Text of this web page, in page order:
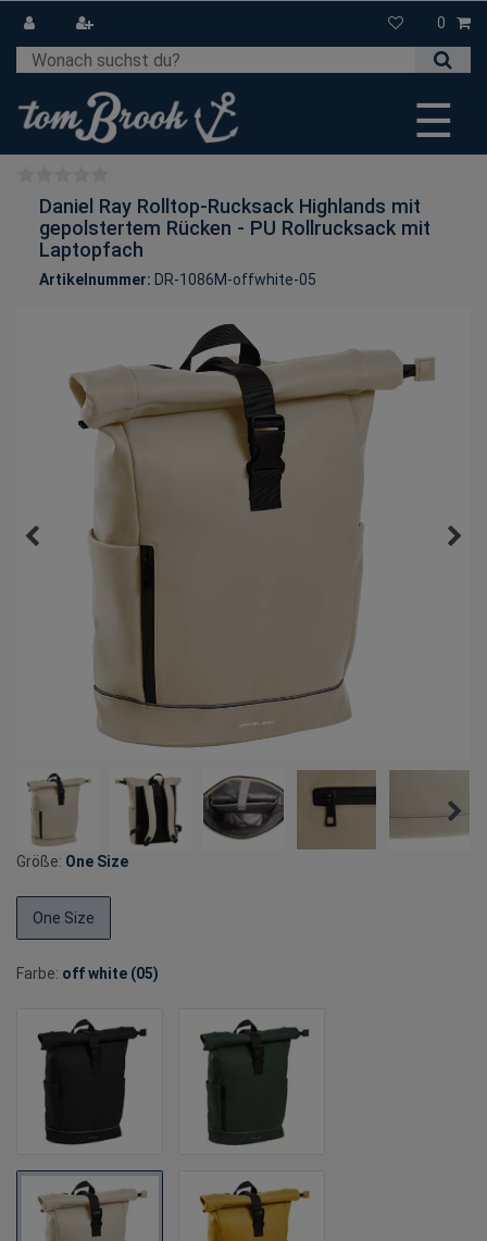
0
☰
Daniel Ray Rolltop-Rucksack Highlands mit
gepolstertem Rücken - PU Rollrucksack mit
Laptopfach
Artikelnummer: DR-1086M-offwhite-05
Größe: One Size
One Size
Farbe: off white (05)